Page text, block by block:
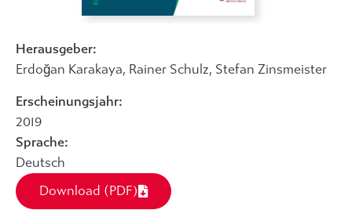
Herausgeber:
Erdoğan Karakaya, Rainer Schulz, Stefan Zinsmeister
Erscheinungsjahr:
2019
Sprache:
Deutsch
Download (PDF)